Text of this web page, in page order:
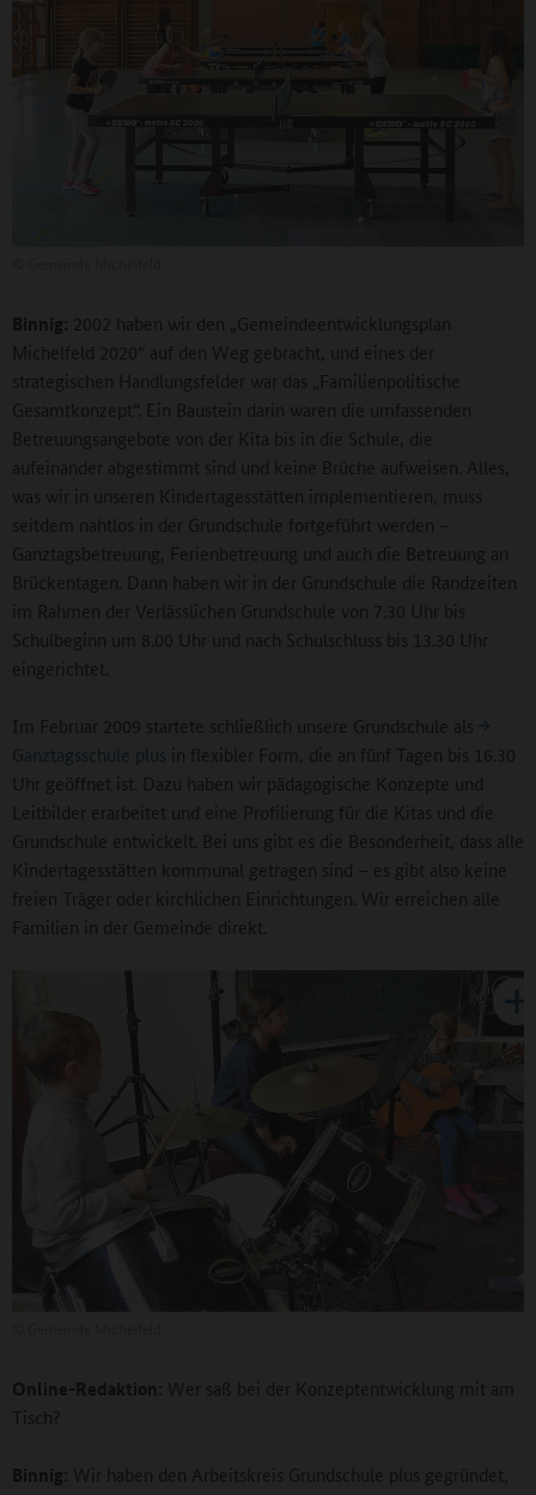
Binnig:
2002 haben wir den „Gemeindeentwicklungsplan
Michelfeld 2020“ auf den Weg gebracht, und eines der
strategischen Handlungsfelder war das „Familienpolitische
Gesamtkonzept“. Ein Baustein darin waren die umfassenden
Betreuungsangebote von der Kita bis in die Schule, die
aufeinander abgestimmt sind und keine Brüche aufweisen. Alles,
was wir in unseren Kindertagesstätten implementieren, muss
seitdem nahtlos in der Grundschule fortgeführt werden –
Ganztagsbetreuung, Ferienbetreuung und auch die Betreuung an
Brückentagen. Dann haben wir in der Grundschule die Randzeiten
im Rahmen der Verlässlichen Grundschule von 7.30 Uhr bis
Schulbeginn um 8.00 Uhr und nach Schulschluss bis 13.30 Uhr
eingerichtet.
Im Februar 2009 startete schließlich unsere Grundschule als
Ganztagsschule plus in flexibler Form, die an fünf Tagen bis 16.30
Uhr geöffnet ist. Dazu haben wir pädagogische Konzepte und
Leitbilder erarbeitet und eine Profilierung für die Kitas und die
Grundschule entwickelt. Bei uns gibt es die Besonderheit, dass alle
Kindertagesstätten kommunal getragen sind – es gibt also keine
freien Träger oder kirchlichen Einrichtungen. Wir erreichen alle
Familien in der Gemeinde direkt.
Online-Redaktion: Wer saß bei der Konzeptentwicklung mit am
Tisch?
Binnig: Wir haben den Arbeitskreis Grundschule plus gegründet,